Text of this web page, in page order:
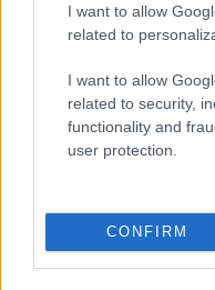
I want to allow
related to
I want to allow
related to security,
functionality and
user protection.
CONFIRM
guía práctica
Protege tu hogar rural o
MEDIO AMBIENTE